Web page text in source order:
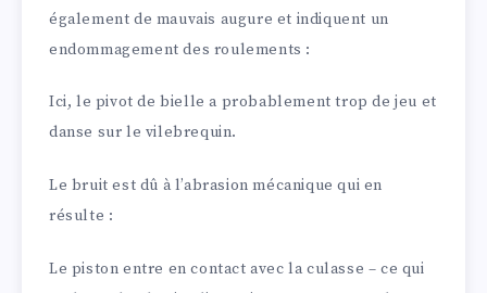
également de mauvais augure et indiquent un
endommagement des roulements :
Ici, le pivot de bielle a probablement trop de jeu et
danse sur le vilebrequin.
Le bruit est dû à l’abrasion mécanique qui en
résulte :
Le piston entre en contact avec la culasse – ce qui